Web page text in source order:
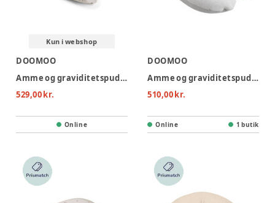
Kun i webshop
DOOMOO
Amme og graviditetspude - svampe
529,00 kr.
Online
DOOMOO
Amme og graviditetspude - grå
510,00 kr.
Online 1 butik